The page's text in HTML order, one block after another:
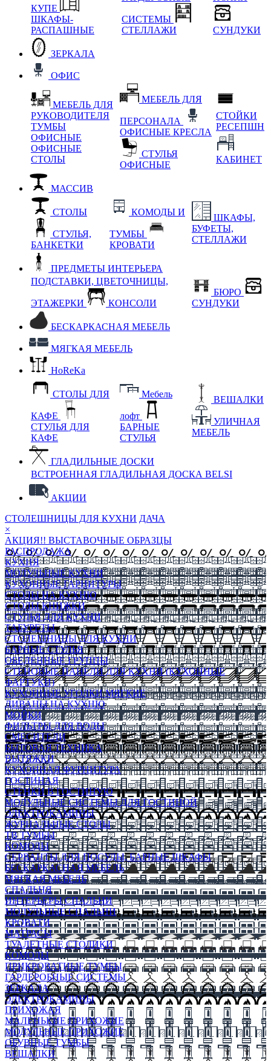
КУПЕ
ШКАФЫ-
РАСПАШНЫЕ
СИСТЕМЫ
СТЕЛЛАЖИ
СУНДУКИ
ЗЕРКАЛА
ОФИС
МЕБЕЛЬ ДЛЯ
РУКОВОДИТЕЛЯ
ТУМБЫ
ОФИСНЫЕ
ОФИСНЫЕ
СТОЛЫ
МЕБЕЛЬ ДЛЯ
ПЕРСОНАЛА
ОФИСНЫЕ КРЕСЛА
СТУЛЬЯ
ОФИСНЫЕ
СТОЙКИ
РЕСЕПШН
КАБИНЕТ
МАССИВ
СТОЛЫ
СТУЛЬЯ,
БАНКЕТКИ
КОМОДЫ И
ТУМБЫ
КРОВАТИ
ШКАФЫ,
БУФЕТЫ,
СТЕЛЛАЖИ
ПРЕДМЕТЫ ИНТЕРЬЕРА
ПОДСТАВКИ, ЦВЕТОЧНИЦЫ,
ЭТАЖЕРКИ КОНСОЛИ
БЮРО
СУНДУКИ
БЕСКАРКАСНАЯ МЕБЕЛЬ
МЯГКАЯ МЕБЕЛЬ
HoReKa
СТОЛЫ ДЛЯ
КАФЕ
СТУЛЬЯ ДЛЯ
КАФЕ
Мебель
лофт
БАРНЫЕ
СТУЛЬЯ
ВЕШАЛКИ
УЛИЧНАЯ
МЕБЕЛЬ
ГЛАДИЛЬНЫЕ ДОСКИ
ВСТРОЕННАЯ ГЛАДИЛЬНАЯ ДОСКА BELSI
АКЦИИ
СТОЛЕШНИЦЫ ДЛЯ КУХНИ ДАЧА
×
АКЦИЯ!! ВЫСТАВОЧНЫЕ ОБРАЗЦЫ
РАСПРОДАЖА
КУХНЯ
МОДУЛЬНЫЕ КУХНИ
КУХОННЫЕ ГАРНИТУРЫ
СТОЛЫ НА КУХНЮ
СТОЛЫ КНИЖКИ
СТУЛЬЯ ДЛЯ КУХНИ
ТАБУРЕТЫ
СТОЛЕШНИЦЫ ДЛЯ КУХНИ
БАРНЫЕ СТУЛЬЯ
ОБЕДЕННЫЕ ГРУППЫ
СТЕНОВЫЕ ПАНЕЛИ ДЛЯ КУХНИ (КУХОННЫЕ
ФАРТУКИ)
КУХОННЫЕ УГОЛКИ МЯГКИЕ
ДИВАНЫ НА КУХНЮ
МОЙКИ
ФИЛЬТРЫ ДЛЯ ВОДЫ
СМЕСИТЕЛИ
БЫТОВАЯ ТЕХНИКА
ВЫТЯЖКИ
КУХОННАЯ ФУРНИТУРА
ГОСТИНАЯ
СТЕНКИ В ГОСТИНУЮ
МОДУЛЬНЫЕ СИСТЕМЫ ДЛЯ ГОСТИНОЙ
ЭЛЕКТРОКАМИНЫ
ЖУРНАЛЬНЫЕ СТОЛЫ
ТВ ТУМБЫ
КОМОДЫ
СЕРВАНТЫ ДЛЯ ПОСУДЫ, БАРНЫЕ ШКАФЫ
БЕСКАРКАСНАЯ МЕБЕЛЬ
МЯГКАЯ МЕБЕЛЬ
СПАЛЬНЯ
ИНТЕРЬЕРЫ СПАЛЬНИ
МОДУЛЬНЫЕ СПАЛЬНИ
КРОВАТИ
МАТРАСЫ
ТУАЛЕТНЫЕ СТОЛИКИ
КОМОДЫ
ПРИКРОВАТНЫЕ ТУМБЫ
ГАРДЕРОБНЫЕ СИСТЕМЫ
ЗЕРКАЛА
ЭЛЕКТРОКАМИНЫ
ПРИХОЖАЯ
МАЛЕНЬКИЕ ПРИХОЖИЕ
МОДУЛЬНЫЕ ПРИХОЖИЕ
ОБУВНЫЕ ТУМБЫ
ВЕШАЛКИ